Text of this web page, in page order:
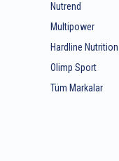
Nutrend
Multipower
Hardline Nutrition
Olimp Sport
Tüm Markalar